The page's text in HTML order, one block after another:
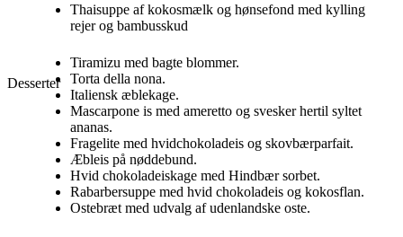
Thaisuppe af kokosmælk og hønsefond med kylling
rejer og bambusskud
Desserter
Tiramizu med bagte blommer.
Torta della nona.
Italiensk æblekage.
Mascarpone is med ameretto og svesker hertil syltet
ananas.
Fragelite med hvidchokoladeis og skovbærparfait.
Æbleis på nøddebund.
Hvid chokoladeiskage med Hindbær sorbet.
Rabarbersuppe med hvid chokoladeis og kokosflan.
Ostebræt med udvalg af udenlandske oste.